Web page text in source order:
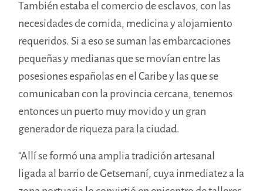
También estaba el comercio de esclavos, con las
necesidades de comida, medicina y alojamiento
requeridos. Si a eso se suman las embarcaciones
pequeñas y medianas que se movían entre las
posesiones españolas en el Caribe y las que se
comunicaban con la provincia cercana, tenemos
entonces un puerto muy movido y un gran
generador de riqueza para la ciudad.
“Allí se formó una amplia tradición artesanal
ligada al barrio de Getsemaní, cuya inmediatez a la